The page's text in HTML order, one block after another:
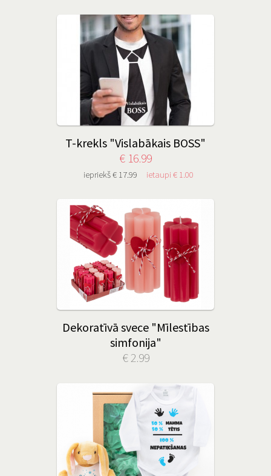
T-krekls "Vislabākais BOSS"
€ 16.99
iepriekš € 17.99 ietaupi € 1.00
Dekoratīvā svece "Mīlestības
simfonija"
€ 2.99